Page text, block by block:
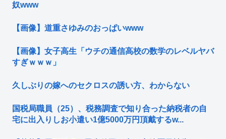
奴www
【画像】道重さゆみのおっぱいwww
【画像】女子高生「ウチの通信高校の数学のレベルヤバ
すぎｗｗｗ」
久しぶりの嫁へのセクロスの誘い方、わからない
国税局職員（25）、税務調査で知り合った納税者の自
宅に出入りしお小遣い1億5000万円頂戴するw...